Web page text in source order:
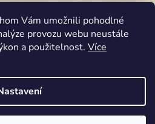
Vám umožnili pohodlné
provozu webu neustále
a použitelnost. Více